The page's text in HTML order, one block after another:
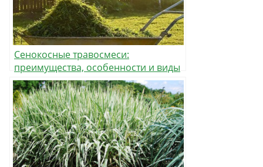
Сенокосные травосмеси:
преимущества, особенности и виды
трав для заготовки сена